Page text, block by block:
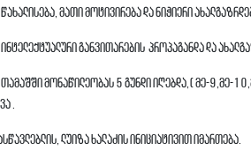
წახალისება, მათი მოტივირება და ნიჭიერი
ინტელექტუალური განვითარების პროპაგანდა და
თამაშში მონაწილეობას 5 გუნდი იღებდა,( მე-9,მე-
.
ლუიზა ხალაძის ინიციატივით იმართება.